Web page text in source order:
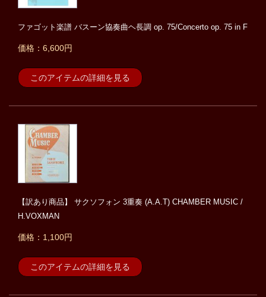
ファゴット楽譜 バスーン協奏曲ヘ長調 op. 75/Concerto op. 75 in F
価格：6,600円
このアイテムの詳細を見る
【訳あり商品】 サクソフォン 3重奏 (A.A.T) CHAMBER MUSIC /
H.VOXMAN
価格：1,100円
このアイテムの詳細を見る